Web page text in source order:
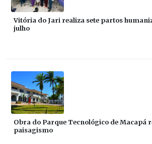
Vitória do Jari realiza sete partos
julho
Obra do Parque Tecnológico de Macapá
paisagismo